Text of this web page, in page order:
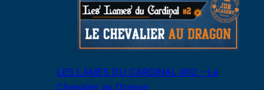
LES LAMES DU CARDINAL #02 – Le
Chevalier au Dragon